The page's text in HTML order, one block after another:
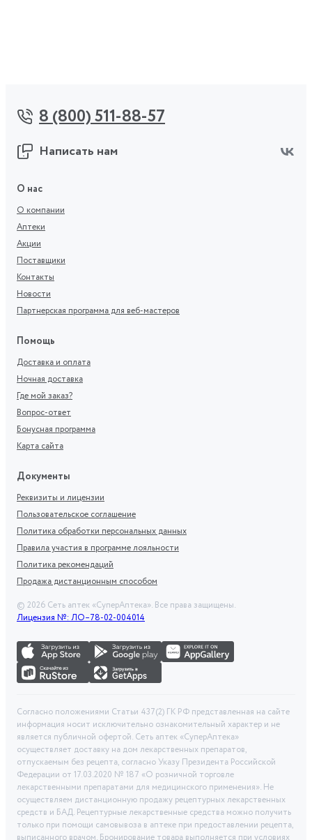
8 (800) 511-88-57
Написать нам
О нас
О компании
Аптеки
Акции
Поставщики
Контакты
Новости
Партнерская программа для веб-мастеров
Помощь
Доставка и оплата
Ночная доставка
Где мой заказ?
Вопрос-ответ
Бонусная программа
Карта сайта
Документы
Реквизиты и лицензии
Пользовательское соглашение
Политика обработки персональных данных
Правила участия в программе лояльности
Политика рекомендаций
Продажа дистанционным способом
© 2026 Сеть аптек «СуперАптека». Все права защищены.
Лицензия №: ЛО–78-02-004014
Согласно положениями Статьи 437(2) ГК РФ представленная на сайте
информация носит исключительно ознакомительный характер и не
является публичной офертой. Сеть аптек «СуперАптека»
осуществляет доставку на дом лекарственных препаратов,
отпускаемым без рецепта, согласно Указу Президента Российской
Федерации от 17.03.2020 № 187 «О розничной торговле
лекарственными препаратами для медицинского применения». Не
осуществляем дистанционную продажу рецептурных лекарственных
средств и БАД. Рецептурные лекарственные средства можно получить
только при помощи самовывоза в аптеке при предоставлении рецепта,
выписанного врачом. Бронирование товара выполняется при условиях